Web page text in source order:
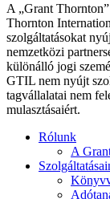
A „Grant
Thornton
szolgáltatásokat
nemzetközi
különálló jogi
GTIL nem nyújt
tagvállalatai nem
mulasztásaiért.
Rólunk
A